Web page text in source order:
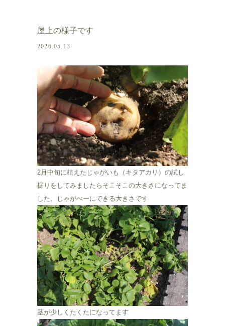
屋上の様子です
2026.05.13
2月中旬に植えたじゃがいも（キタアカリ）の試し
掘りをしてみましたらそこそこの大きさになってま
した。じゃがべーにできる大きさです
茎が少しくたくたになってます